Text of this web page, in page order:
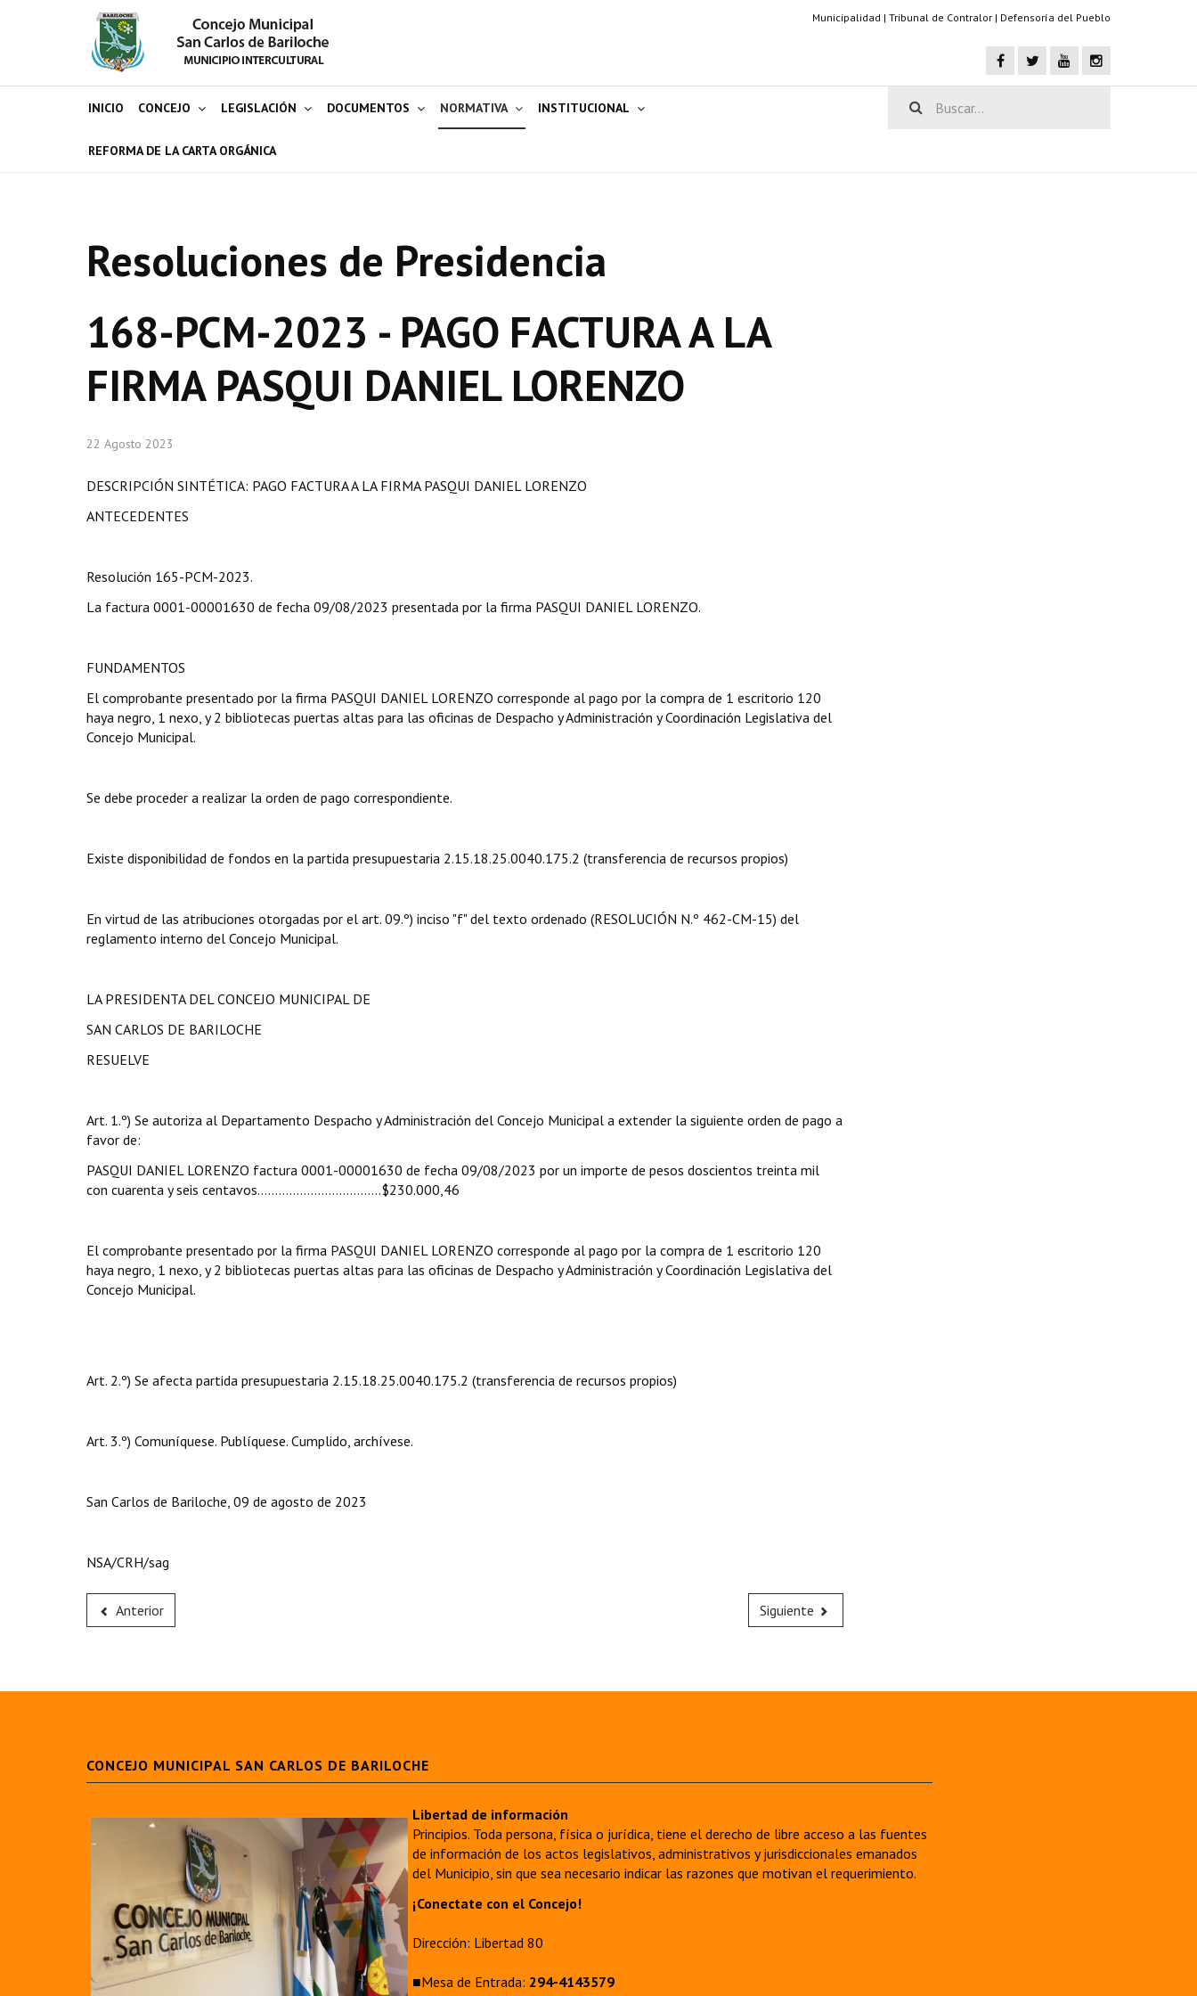
Municipalidad | Tribunal de Contralor | Defensoría del Pueblo
INICIO CONCEJO LEGISLACIÓN DOCUMENTOS NORMATIVA INSTITUCIONAL
REFORMA DE LA CARTA ORGÁNICA
Resoluciones de Presidencia
168-PCM-2023 - PAGO FACTURA A LA
FIRMA PASQUI DANIEL LORENZO
22 Agosto 2023
DESCRIPCIÓN SINTÉTICA: PAGO FACTURA A LA FIRMA PASQUI DANIEL LORENZO
ANTECEDENTES
Resolución 165-PCM-2023.
La factura 0001-00001630 de fecha 09/08/2023 presentada por la firma PASQUI DANIEL LORENZO.
FUNDAMENTOS
El comprobante presentado por la firma PASQUI DANIEL LORENZO corresponde al pago por la compra de 1 escritorio 120
haya negro, 1 nexo, y 2 bibliotecas puertas altas para las oficinas de Despacho y Administración y Coordinación Legislativa del
Concejo Municipal.
Se debe proceder a realizar la orden de pago correspondiente.
Existe disponibilidad de fondos en la partida presupuestaria 2.15.18.25.0040.175.2 (transferencia de recursos propios)
En virtud de las atribuciones otorgadas por el art. 09.º) inciso "f" del texto ordenado (RESOLUCIÓN N.º 462-CM-15) del
reglamento interno del Concejo Municipal.
LA PRESIDENTA DEL CONCEJO MUNICIPAL DE
SAN CARLOS DE BARILOCHE
RESUELVE
Art. 1.º) Se autoriza al Departamento Despacho y Administración del Concejo Municipal a extender la siguiente orden de pago a
favor de:
PASQUI DANIEL LORENZO factura 0001-00001630 de fecha 09/08/2023 por un importe de pesos doscientos treinta mil
con cuarenta y seis centavos……………..……………...$230.000,46
El comprobante presentado por la firma PASQUI DANIEL LORENZO corresponde al pago por la compra de 1 escritorio 120
haya negro, 1 nexo, y 2 bibliotecas puertas altas para las oficinas de Despacho y Administración y Coordinación Legislativa del
Concejo Municipal.
Art. 2.º) Se afecta partida presupuestaria 2.15.18.25.0040.175.2 (transferencia de recursos propios)
Art. 3.º) Comuníquese. Publíquese. Cumplido, archívese.
San Carlos de Bariloche, 09 de agosto de 2023
NSA/CRH/sag
Anterior Siguiente
CONCEJO MUNICIPAL SAN CARLOS DE BARILOCHE
Libertad de información
Principios. Toda persona, física o jurídica, tiene el derecho de libre acceso a las fuentes
de información de los actos legislativos, administrativos y jurisdiccionales emanados
del Municipio, sin que sea necesario indicar las razones que motivan el requerimiento.
¡Conectate con el Concejo!
Dirección: Libertad 80
■Mesa de Entrada: 294-4143579